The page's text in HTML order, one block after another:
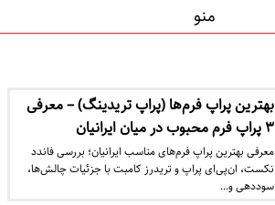
منو
بهترین پراپ فرم‌ها (پراپ تریدینگ) – معرفی
۳ پراپ فرم محبوب در میان ایرانیان
معرفی بهترین پراپ فرم‌های مناسب ایرانیان؛ بررسی فاندد
نکست، ان‌پی‌ای پراپ و تریدرز کامبت با جزئیات چالش‌ها،
سوددهی و…